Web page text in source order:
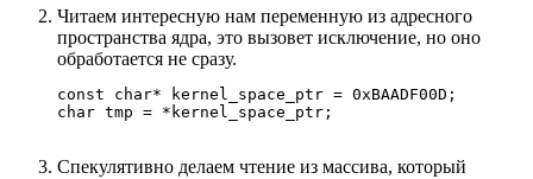
Читаем интересную нам переменную из адресного
пространства ядра, это вызовет исключение, но оно
обработается не сразу.
const char* kernel_space_ptr = 0xBAADF00D;
char tmp = *kernel_space_ptr;
Спекулятивно делаем чтение из массива, который